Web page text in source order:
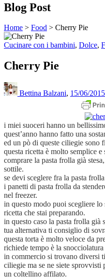
Blog Post
Home > Food > Cherry Pie
Cucinare con i bambini, Dolce,
Cherry Pie
Bettina Balzani, 15/06/2015
i miei suoceri hanno un
quest’anno hanno fatto una
ed un pò di queste ciliegie sono
questa ricetta è molto semplice
comprare la pasta frolla già
sottile.
se devi sceglere fra la pasta
i panetti di pasta frolla da
nel freezer.
in questo modo puoi scegliere lo
ricetta che stai preparando.
in questo caso la pasta frolla già
tua alternativa ti consiglio di
questa torta è molto veloce da
richiede tempo è la
in commercio si trovano diversi
ciliegie ma se ne siete
un coltellino affilato.